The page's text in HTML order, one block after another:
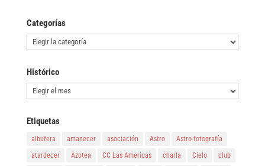
Categorías
Categorías
Histórico
Histórico
Etiquetas
albufera amanecer asociación Astro
Astro-fotografía
atardecer
Azotea CC Las Americas charla Cielo
club